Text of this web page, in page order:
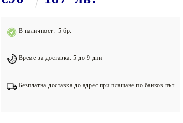
В наличност: 5 бр.
Време за доставка: 5 до 9 дни
Безплатна доставка до адрес при плащане по банков път